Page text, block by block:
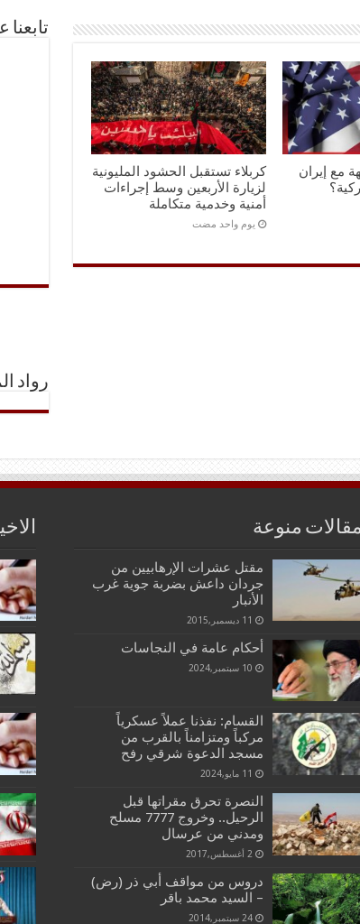
مع إيران
كربلاء تستقبل الحشود المليونية
لزيارة الأربعين وسط إجراءات
أمنية وخدمية متكاملة
‏يوم واحد مضت
رواد
مقالات منوعة
مقتل عشرات الإرهابيين من
جردان داعش بضربة جوية غرب
الأنبار
11 ديسمبر,2015
أحكام عامة في النجاسات
10 سبتمبر,2024
القسام: نفذنا عملاً عسكرياً
مركباً ومتزامناً بالقرب من
مسجد الدعوة شرقي رفح
11 مايو,2024
النصرة تحرق مقراتها قبل
الرحيل.. وخروج 7777 مسلح
ومدني من عرسال
2 أغسطس,2017
دروس من مواقف أبي ذر (رض)
– السيد محمد باقر
24 سبتمبر,2014